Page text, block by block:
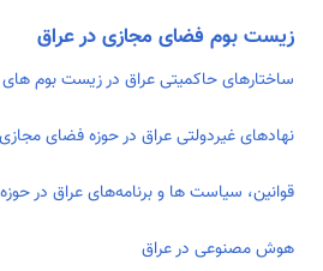
زیست بوم فضای مجازی در عراق
ساختارهای حاکمیتی عراق در زیست بوم
نهادهای غیردولتی عراق در حوزه فضای مجازی
قوانین، سیاست ها و برنامه‌های عراق در
هوش مصنوعی در عراق